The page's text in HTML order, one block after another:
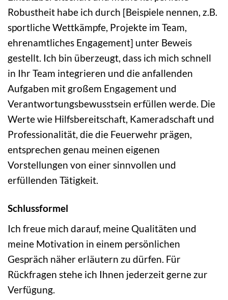
Robustheit habe ich durch [Beispiele nennen, z.B.
sportliche Wettkämpfe, Projekte im Team,
ehrenamtliches Engagement] unter Beweis
gestellt. Ich bin überzeugt, dass ich mich schnell
in Ihr Team integrieren und die anfallenden
Aufgaben mit großem Engagement und
Verantwortungsbewusstsein erfüllen werde. Die
Werte wie Hilfsbereitschaft, Kameradschaft und
Professionalität, die die Feuerwehr prägen,
entsprechen genau meinen eigenen
Vorstellungen von einer sinnvollen und
erfüllenden Tätigkeit.
Schlussformel
Ich freue mich darauf, meine Qualitäten und
meine Motivation in einem persönlichen
Gespräch näher erläutern zu dürfen. Für
Rückfragen stehe ich Ihnen jederzeit gerne zur
Verfügung.